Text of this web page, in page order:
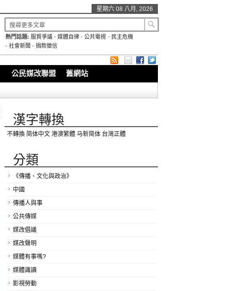
星期六 08 八月, 2026
熱門話題: 服貿爭議 -媒體自律 -公共電視 - 民主危機
- 社會新聞 - 捐款徵信
公民媒改聯盟 舊網站
漢字轉換
不轉換 简体中文 港澳繁體 马新简体 台灣正體
分類
《傳播、文化與政治》
中國
傳播人與事
公共傳媒
媒改倡議
媒改聲明
媒體有事嗎?
媒體識讀
影視勞動